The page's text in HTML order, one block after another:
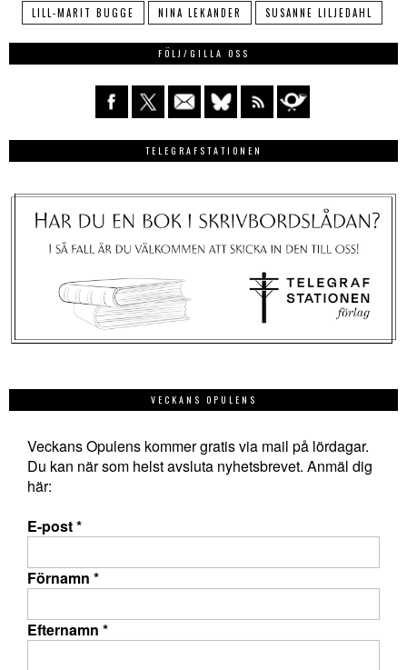
LILL-MARIT BUGGE NINA LEKANDER SUSANNE LILJEDAHL
FÖLJ/GILLA OSS
TELEGRAFSTATIONEN
VECKANS OPULENS
Veckans Opulens kommer gratis via mail på lördagar.
Du kan när som helst avsluta nyhetsbrevet. Anmäl dig
här:
E-post*
Förnamn *
Efternamn *